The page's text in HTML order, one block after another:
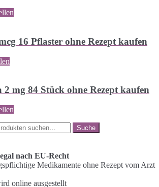
16 Pflaster ohne Rezept kaufen
2 mg 84 Stück ohne Rezept kaufen
nach EU-Recht
Medikamente ohne Rezept vom Arzt
online ausgestellt